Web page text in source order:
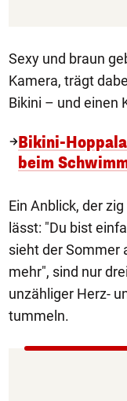
Sexy und braun
Kamera, trägt
Bikini – und einen
Bikini-
beim
Ein Anblick, der
lässt: "Du bist
sieht der Sommer
mehr", sind nur
unzähliger Herz-
tummeln.